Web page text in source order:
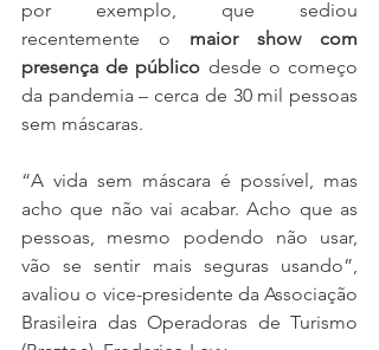
por exemplo, que sediou
recentemente o maior show com
presença de público desde o começo
da pandemia – cerca de 30 mil pessoas
sem máscaras.
“A vida sem máscara é possível, mas
acho que não vai acabar. Acho que as
pessoas, mesmo podendo não usar,
vão se sentir mais seguras usando”,
avaliou o vice-presidente da Associação
Brasileira das Operadoras de Turismo